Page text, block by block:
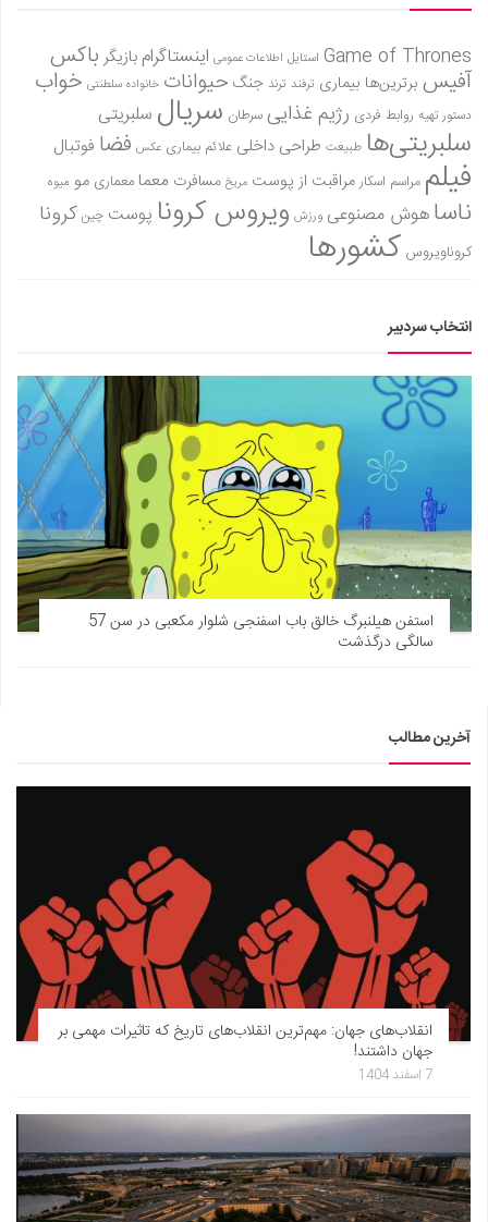
Game of Thrones استایل اطلاعات عمومی اینستاگرام بازیگر باکس
آفیس برترین‌ها بیماری ترفند ترند جنگ حیوانات خانواده سلطنتی خواب
دستور تهیه روابط فردی رژیم غذاییسرطان سریال سلبریتی
سلبریتی‌ها طبیعت طراحی داخلی علائم بیماری عکس فضا فوتبال
فیلم مراسم اسکارمراقبت از پوست مریخ مسافرت معمامعماری مو میوه
ناساهوش مصنوعی ورزش ویروس کرونا پوست چین کرونا
کروناویروس کشورها
انتخاب سردبیر
استفن هیلنبرگ خالق باب اسفنجی شلوار مکعبی در سن 57
سالگی درگذشت
آخرین مطالب
انقلاب‌های جهان: مهم‌ترین انقلاب‌های تاریخ که تاثیرات مهمی بر
جهان داشتند!
7 اسفند 1404